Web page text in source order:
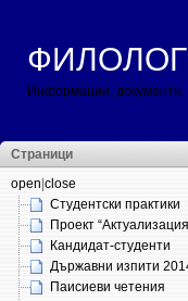
Информации,
Страници
open close
Студентски практики
Проект
Кандидат-студенти
Държавни изпити
Паисиеви четения